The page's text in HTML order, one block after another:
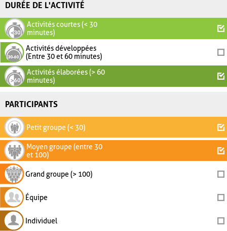
DURÉE DE L'ACTIVITÉ
Activités courtes (< 30
minutes)
Activités développées
(Entre 30 et 60 minutes)
Activités élaborées (> 60
minutes)
PARTICIPANTS
Petit groupe (< 30)
Moyen groupe (entre 30
et 100)
Grand groupe (> 100)
Équipe
Individuel